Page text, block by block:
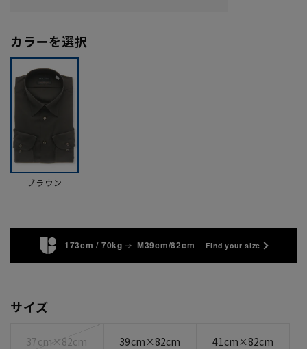
カラーを選択
ブラウン
173cm / 70kg M39cm/82cm Find your size
サイズ
37cm×82cm 39cm×82cm 41cm×82cm